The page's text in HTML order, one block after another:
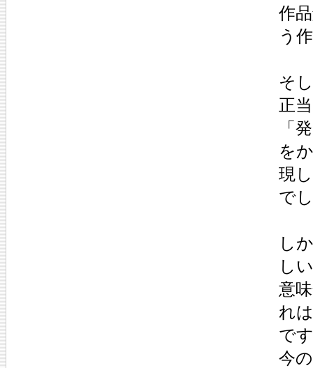
作
う
そ
正
「
を
現
で
し
し
意
れ
で
今